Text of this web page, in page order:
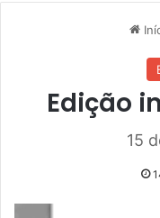
Edição
15